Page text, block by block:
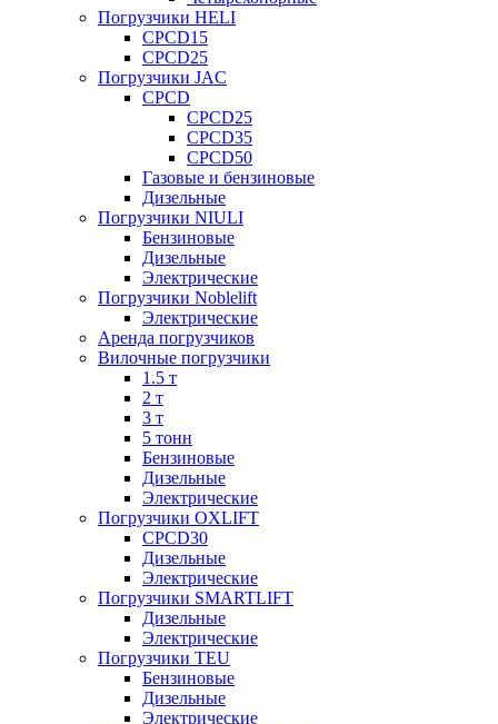
Погрузчики HELI
CPCD15
CPCD25
Погрузчики JAC
CPCD
CPCD25
CPCD35
CPCD50
Газовые и бензиновые
Дизельные
Погрузчики NIULI
Бензиновые
Дизельные
Электрические
Погрузчики Noblelift
Электрические
Аренда погрузчиков
Вилочные погрузчики
1.5 т
2 т
3 т
5 тонн
Бензиновые
Дизельные
Электрические
Погрузчики OXLIFT
CPCD30
Дизельные
Электрические
Погрузчики SMARTLIFT
Дизельные
Электрические
Погрузчики TEU
Бензиновые
Дизельные
Электрические